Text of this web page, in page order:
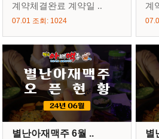
계약체결완료 계약일 ..
07.01 조회: 1024
계
별난아재맥주 6월 .. 별